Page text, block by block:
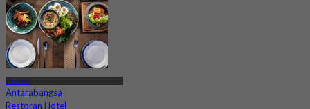
Phuket
Antarabangsa
Restoran Hotel